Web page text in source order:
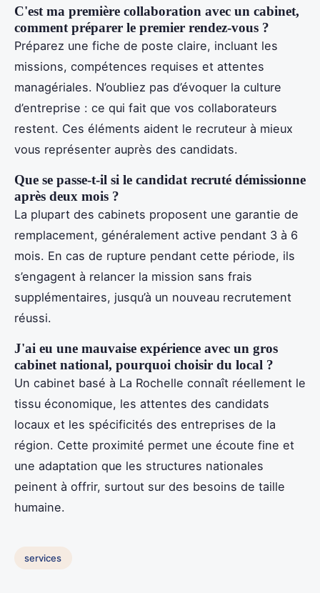
C'est ma première collaboration avec un cabinet,
comment préparer le premier rendez-vous ?
Préparez une fiche de poste claire, incluant les
missions, compétences requises et attentes
managériales. N’oubliez pas d’évoquer la culture
d’entreprise : ce qui fait que vos collaborateurs
restent. Ces éléments aident le recruteur à mieux
vous représenter auprès des candidats.
Que se passe-t-il si le candidat recruté démissionne
après deux mois ?
La plupart des cabinets proposent une garantie de
remplacement, généralement active pendant 3 à 6
mois. En cas de rupture pendant cette période, ils
s’engagent à relancer la mission sans frais
supplémentaires, jusqu’à un nouveau recrutement
réussi.
J'ai eu une mauvaise expérience avec un gros
cabinet national, pourquoi choisir du local ?
Un cabinet basé à La Rochelle connaît réellement le
tissu économique, les attentes des candidats
locaux et les spécificités des entreprises de la
région. Cette proximité permet une écoute fine et
une adaptation que les structures nationales
peinent à offrir, surtout sur des besoins de taille
humaine.
services